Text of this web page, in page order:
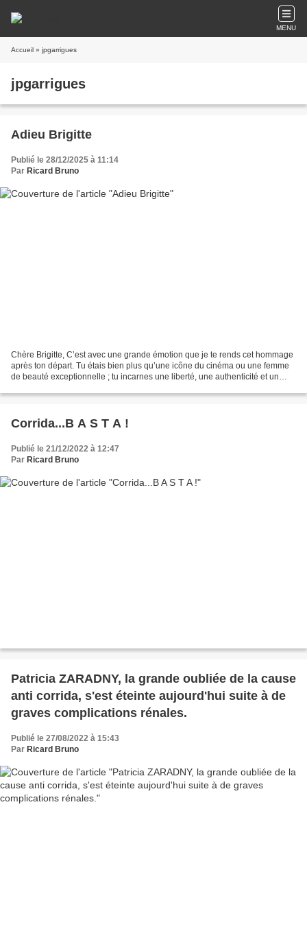
MENU
Accueil » jpgarrigues
jpgarrigues
Adieu Brigitte
Publié le 28/12/2025 à 11:14
Par Ricard Bruno
Chère Brigitte, C’est avec une grande émotion que je te rends cet hommage
après ton départ. Tu étais bien plus qu’une icône du cinéma ou une femme
de beauté exceptionnelle ; tu incarnes une liberté, une authenticité et un
Corrida...B A S T A !
Publié le 21/12/2022 à 12:47
Par Ricard Bruno
Patricia ZARADNY, la grande oubliée de la cause
anti corrida, s'est éteinte aujourd'hui suite à de
graves complications rénales.
Publié le 27/08/2022 à 15:43
Par Ricard Bruno